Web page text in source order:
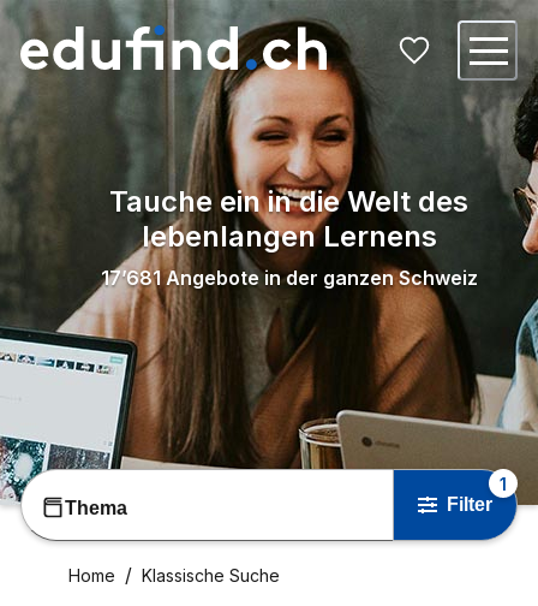
Tauche ein in die Welt des
lebenlangen Lernens
17’681 Angebote in der ganzen Schweiz
Thema Filter
1
Home Klassische Suche